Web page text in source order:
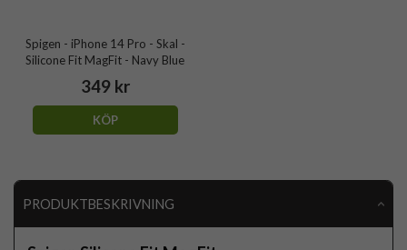
Spigen - iPhone 14 Pro - Skal -
Silicone Fit MagFit - Navy Blue
349 kr
KÖP
PRODUKTBESKRIVNING